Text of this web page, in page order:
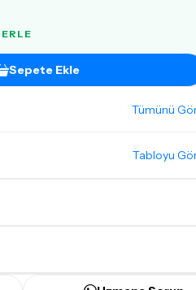
Sepete Ekle
Tümünü
Tabloyu